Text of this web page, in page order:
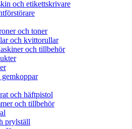
och etikettskrivare
och toner
och kvittorullar
och tillbehör
och häftpistol
och tillbehör
prylställ